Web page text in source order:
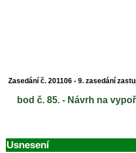
Zasedání č. 201106 - 9. zasedání
bod č. 85. - Návrh na
Usnesení